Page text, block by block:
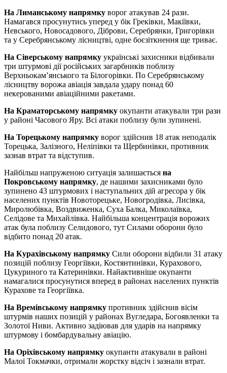
На Лиманському напрямку ворог атакував 24 рази.
Намагався просунутись уперед у бік Греківки, Макіївки,
Невського, Новосадового, Діброви, Серебрянки, Григорівки
та у Серебрянському лісництві, одне боєзіткнення ще триває.
На Сіверському напрямку українські захисники відбивали
три штурмові дії російських загарбників поблизу
Верхньокам’янського та Білогорівки. По Серебрянському
лісництву ворожа авіація завдала удару понад 60
некерованими авіаційними ракетами.
На Краматорському напрямку окупанти атакували три рази
у районі Часового Яру. Всі атаки поблизу були зупинені.
На Торецькому напрямку ворог здійснив 18 атак неподалік
Торецька, Залізного, Неліпівки та Щербинівки, противник
зазнав втрат та відступив.
Найбільш напруженою ситуація залишається на
Покровському напрямку, де нашими захисниками було
зупинено 43 штурмових і наступальних дій агресора у бік
населених пунктів Новоторецьке, Новогродівка, Лисівка,
Миролюбівка, Воздвиженка, Суха Балка, Миколаївка,
Селідове та Михайлівка. Найбільша концентрація ворожих
атак була поблизу Селидового, тут Силами оборони було
відбито понад 20 атак.
На Курахівському напрямку Сили оборони відбили 31 атаку
позицій поблизу Георгіївки, Костянтинівки, Курахового,
Цукуриного та Катеринівки. Найактивніше окупанти
намагалися просунутися вперед в районах населених пунктів
Курахове та Георгіївка.
На Времівському напрямку противник здійснив вісім
штурмів наших позицій у районах Вугледара, Богоявленки та
Золотої Ниви. Активно задіював для ударів на напрямку
штурмову і бомбардувальну авіацію.
На Оріхівському напрямку окупанти атакували в районі
Малої Токмачки, отримали жорстку відсіч і зазнали втрат.